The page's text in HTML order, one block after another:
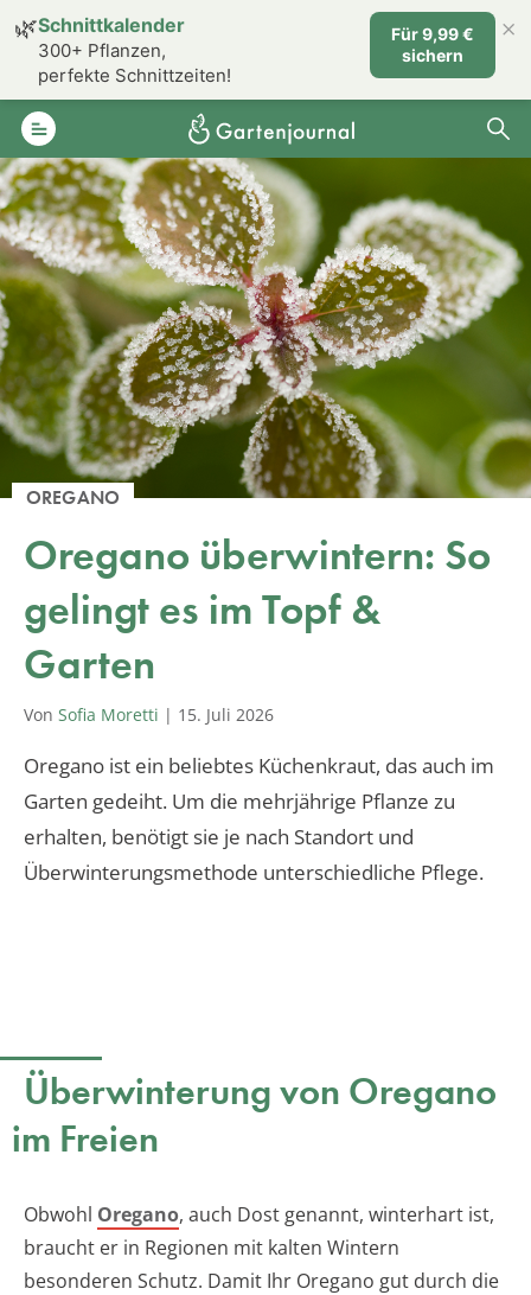
OREGANO
Oregano überwintern: So
gelingt es im Topf &
Garten
Von Sofia Moretti | 15. Juli 2026
Oregano ist ein beliebtes Küchenkraut, das auch im
Garten gedeiht. Um die mehrjährige Pflanze zu
erhalten, benötigt sie je nach Standort und
Überwinterungsmethode unterschiedliche Pflege.
Überwinterung von Oregano
im Freien
Obwohl Oregano, auch Dost genannt, winterhart ist,
braucht er in Regionen mit kalten Wintern
besonderen Schutz. Damit Ihr Oregano gut durch die
🌿Schnittkalender
300+ Pflanzen,
perfekte Schnittzeiten!
Für 9,99 €
sichern
×